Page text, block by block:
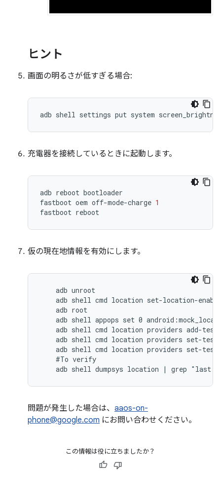
ヒント
画面の明るさが低すぎる場合:
adb shell settings put system
充電器を接続しているときに起動します。
adb reboot bootloader
fastboot oem off-mode-charge 1
fastboot reboot
仮の現在地情報を有効にします。
    adb unroot
adb shell cmd location set-location-
    adb root
adb shell appops set 0
adb shell cmd location providers add-
adb shell cmd location providers set-
adb shell cmd location providers set-
    #To verify
adb shell dumpsys location | grep "last
問題が発生した場合は、 aaos-on-
phone@google.com にお問い合わせください。
この情報は役に立ちましたか？